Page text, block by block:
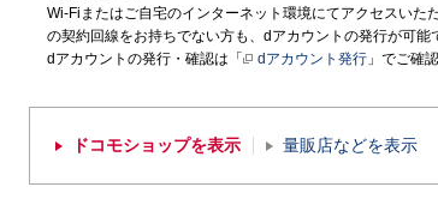
Wi-Fiまたはご自宅のインターネット環境にてアクセスい
の契約回線をお持ちでない方も、dアカウントの発行が可能
dアカウントの発行・確認は「
dアカウント発行 」でご確
ドコモショップを表示 量販店などを表示